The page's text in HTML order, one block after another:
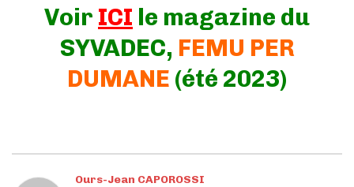
Voir ICI le magazine du
SYVADEC, FEMU PER
DUMANE (été 2023)
Ours-Jean CAPOROSSI